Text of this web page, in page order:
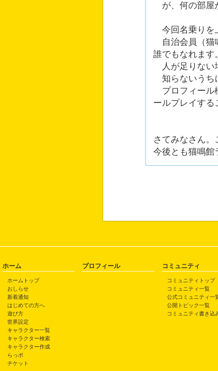
が、何の部屋
今回名乗りを
自治会員（猫
誰でもなれます
人が足りない
知らないうち
プロフィール
ールプレイする
さてみなさん
今後とも猫鳴館
ホーム
ホームトップ
おしらせ
新着通知
はじめての方へ
遊び方
世界設定
キャラクター一覧
キャラクター検索
キャラクター作成
らっポ
チケット
プロフィール コミュニティ
コミュニティトップ
コミュニティ一覧
公式コミュニティ一
公開トピック一覧
コミュニティ書き込